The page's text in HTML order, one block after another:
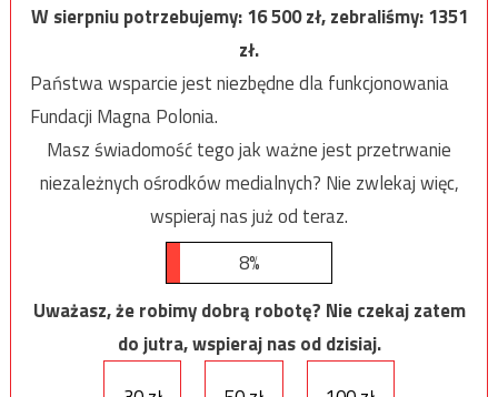
W sierpniu potrzebujemy:16 500zł, zebraliśmy:1351
zł.
Państwa wsparcie jest niezbędne dla funkcjonowania
Fundacji Magna Polonia.
Masz świadomość tego jak ważne jest przetrwanie
niezależnych ośrodków medialnych? Nie zwlekaj więc,
wspieraj nas już od teraz.
8%
Uważasz, że robimy dobrą robotę? Nie czekaj zatem
do jutra, wspieraj nas od dzisiaj.